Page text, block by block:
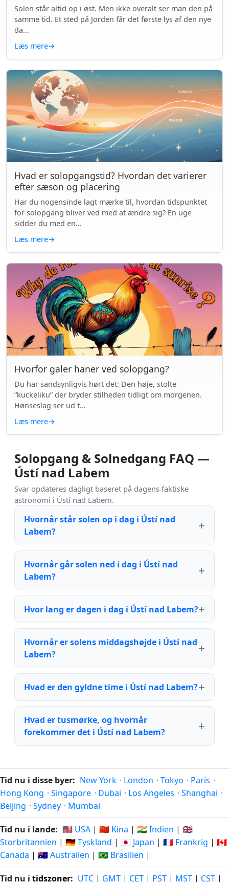
Solen står altid op i øst. Men ikke overalt ser man den på
samme tid. Et sted på Jorden får det første lys af den nye
da...
Læs mere→
Hvad er solopgangstid? Hvordan det varierer
efter sæson og placering
Har du nogensinde lagt mærke til, hvordan tidspunktet
for solopgang bliver ved med at ændre sig? En uge
sidder du med en...
Læs mere→
Hvorfor galer haner ved solopgang?
Du har sandsynligvis hørt det: Den høje, stolte
“kuckeliku” der bryder stilheden tidligt om morgenen.
Hønseslag ser ud t...
Læs mere→
Solopgang & Solnedgang FAQ —
Ústí nad Labem
Svar opdateres dagligt baseret på dagens faktiske
astronomi i Ústí nad Labem.
Hvornår står solen op i dag i Ústí nad
Labem?
Hvornår går solen ned i dag i Ústí nad
Labem?
Hvor lang er dagen i dag i Ústí nad Labem?
Hvornår er solens middagshøjde i Ústí nad
Labem?
Hvad er den gyldne time i Ústí nad Labem?
Hvad er tusmørke, og hvornår
forekommer det i Ústí nad Labem?
Tid nu i disse byer: New York · London · Tokyo · Paris ·
Hong Kong · Singapore · Dubai · Los Angeles · Shanghai ·
Beijing · Sydney · Mumbai
Tid nu i lande: 🇺🇸 USA | 🇨🇳 Kina | 🇮🇳 Indien | 🇬🇧
Storbritannien | 🇩🇪 Tyskland | 🇯🇵 Japan | 🇫🇷 Frankrig | 🇨🇦
Canada | 🇦🇺 Australien | 🇧🇷 Brasilien |
Tid nu i tidszoner: UTC | GMT | CET | PST | MST | CST |